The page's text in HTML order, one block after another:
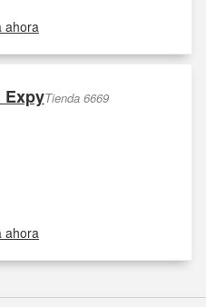
ahora
ExpyTienda 6669
ahora